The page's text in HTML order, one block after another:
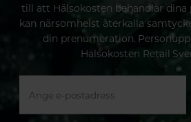
till att Hälsokosten behandlar
kan närsomhelst återkalla
din prenumeration.
Hälsokosten Retail